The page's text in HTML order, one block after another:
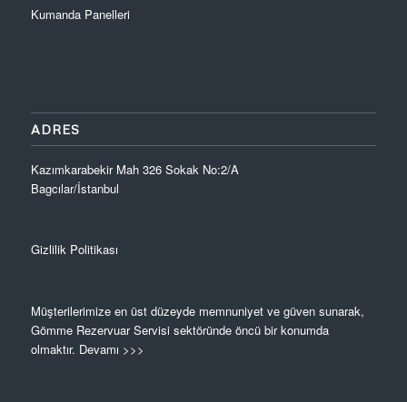
Kumanda Panelleri
ADRES
Kazımkarabekir Mah 326 Sokak No:2/A
Bagcılar/İstanbul
Gizlilik Politikası
Müşterilerimize en üst düzeyde memnuniyet ve güven sunarak,
Gömme Rezervuar Servisi sektöründe öncü bir konumda
olmaktır. Devamı >>>